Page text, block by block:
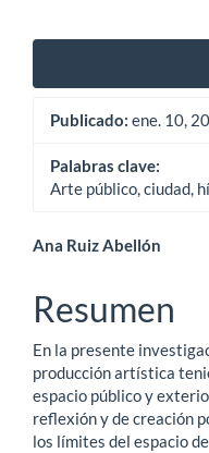
Barra
lateral
del
artículo
Publicado: ene. 10,
Palabras clave:
Arte público, ciudad,
Contenido
principal
del
artículo
Ana Ruiz Abellón
Resumen
En la presente
producción artística
espacio público y
reflexión y de creación
los límites del espacio